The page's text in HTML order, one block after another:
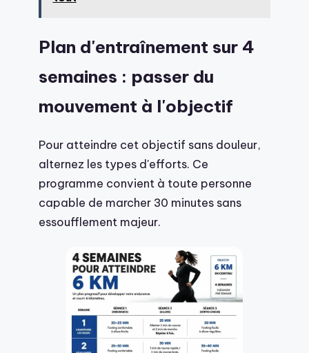
Plan d'entraînement sur 4
semaines : passer du
mouvement à l'objectif
Pour atteindre cet objectif sans douleur,
alternez les types d'efforts. Ce
programme convient à toute personne
capable de marcher 30 minutes sans
essoufflement majeur.